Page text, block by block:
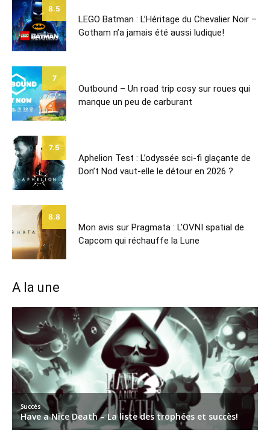
8.5
LEGO Batman : L’Héritage du Chevalier Noir –
Gotham n’a jamais été aussi ludique!
7
Outbound – Un road trip cosy sur roues qui
manque un peu de carburant
7.5
Aphelion Test : L’odyssée sci-fi glaçante de
Don’t Nod vaut-elle le détour en 2026 ?
8.8
Mon avis sur Pragmata : L’OVNI spatial de
Capcom qui réchauffe la Lune
A la une